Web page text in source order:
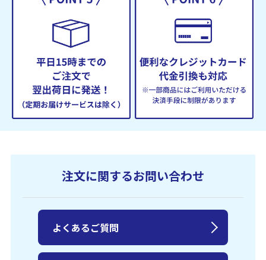
注文に関するお問い合わせ
よくあるご質問